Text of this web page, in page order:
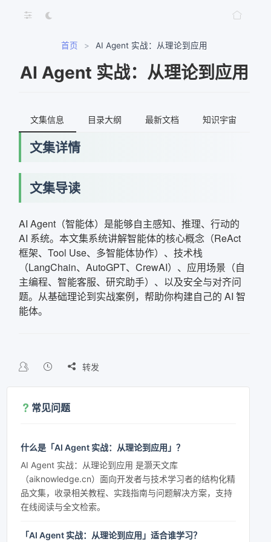
首页 > AI Agent 实战：从理论到应用
AI Agent 实战：从理论到应用
文集信息 目录大纲 最新文档 知识宇宙
文集详情
文集导读
AI Agent（智能体）是能够自主感知、推理、行动的
AI 系统。本文集系统讲解智能体的核心概念（ReAct
框架、Tool Use、多智能体协作）、技术栈
（LangChain、AutoGPT、CrewAI）、应用场景（自
主编程、智能客服、研究助手）、以及安全与对齐问
题。从基础理论到实战案例，帮助你构建自己的 AI 智
能体。
 转发
常见问题
什么是「AI Agent 实战：从理论到应用」？
AI Agent 实战：从理论到应用 是灏天文库
（aiknowledge.cn）面向开发者与技术学习者的结构化精
品文集，收录相关教程、实践指南与问题解决方案，支持
在线阅读与全文检索。
「AI Agent 实战：从理论到应用」适合谁学习？